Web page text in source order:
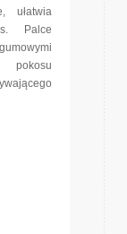
ułatwia
Palce
pokosu